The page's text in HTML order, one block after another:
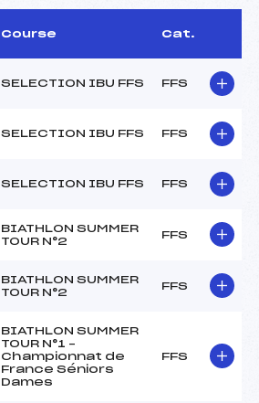
Course Cat.
SELECTION IBU FFS FFS
SELECTION IBU FFS FFS
SELECTION IBU FFS FFS
BIATHLON SUMMER
TOUR N°2
FFS
BIATHLON SUMMER
TOUR N°2
FFS
BIATHLON SUMMER
TOUR N°1 –
Championnat de
France Séniors
Dames
FFS